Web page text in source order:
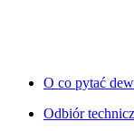
O co pytać
Odbiór